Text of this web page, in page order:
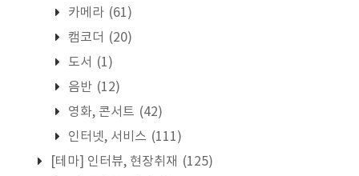
카메라 (61)
캠코더 (20)
도서 (1)
음반 (12)
영화, 콘서트 (42)
인터넷, 서비스 (111)
[테마] 인터뷰, 현장취재 (125)